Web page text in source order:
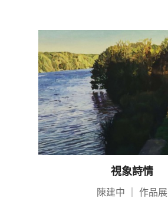
視象詩情
陳建中
作品展